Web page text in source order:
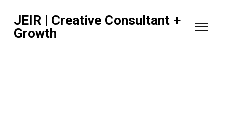
JEIR | Creative Consultant +
Growth